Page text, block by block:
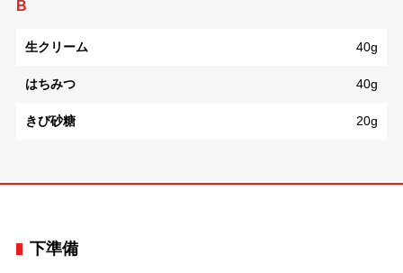
B
生クリーム 40g
はちみつ 40g
きび砂糖 20g
下準備